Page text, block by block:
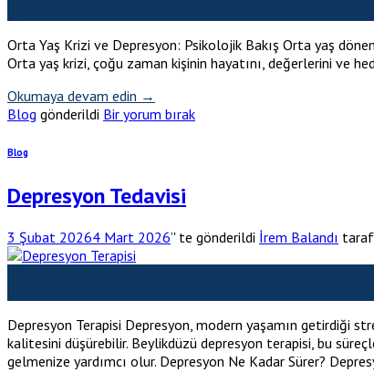
Orta Yaş Krizi ve Depresyon: Psikolojik Bakış Orta yaş
Orta yaş krizi, çoğu zaman kişinin hayatını, değerlerini ve
Okumaya devam edin →
Blog gönderildi Bir yorum bırak
Blog
Depresyon Tedavisi
3 Şubat 20264 Mart 2026’' te gönderildi İrem Balandı
Depresyon Terapisi Depresyon, modern yaşamın getirdiği
kalitesini düşürebilir. Beylikdüzü depresyon terapisi, bu
gelmenize yardımcı olur. Depresyon Ne Kadar Sürer?